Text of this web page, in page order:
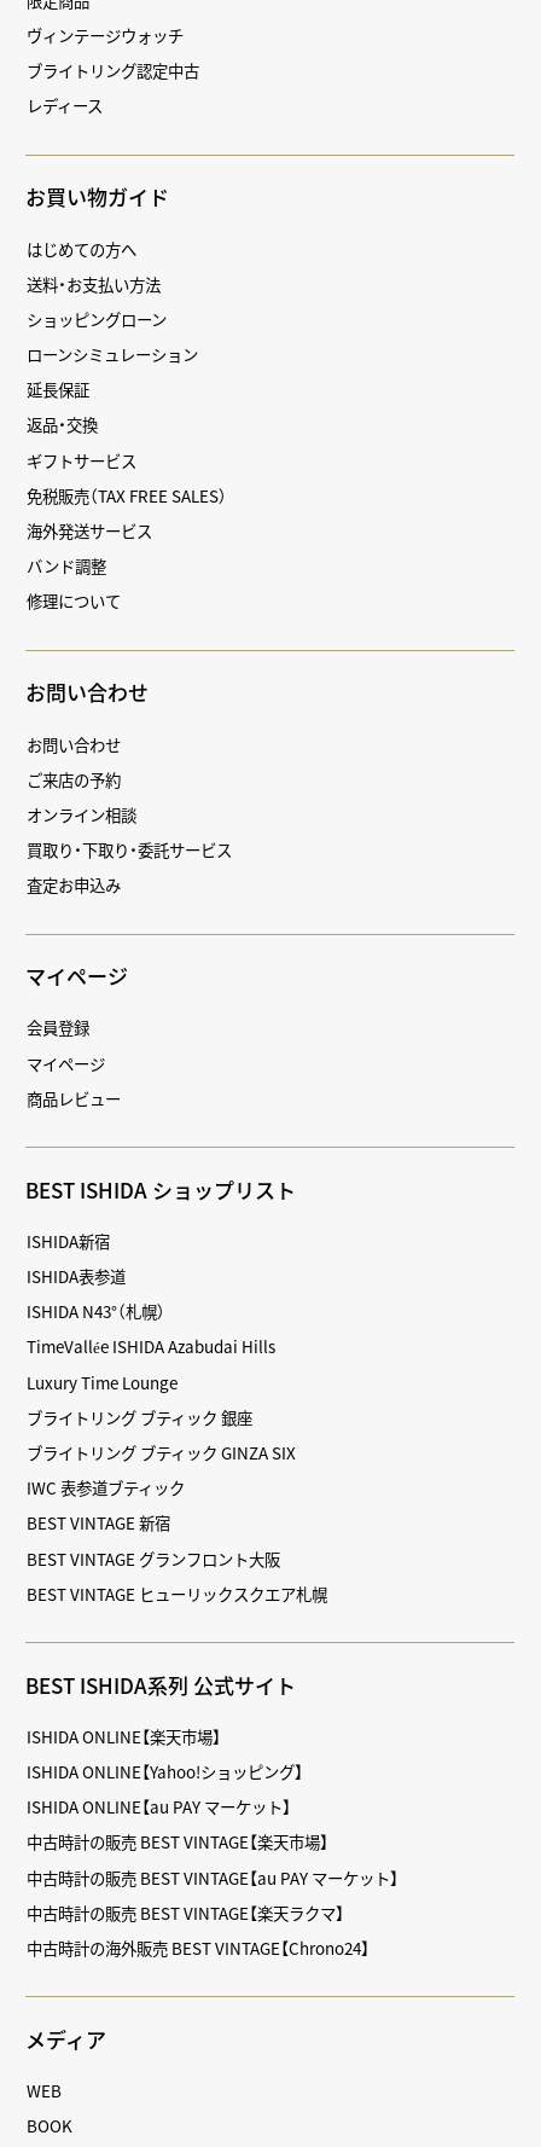
ヴィンテージウォッチ
ブライトリング認定中古
レディース
お買い物ガイド
はじめての方へ
送料・お支払い方法
ショッピングローン
ローンシミュレーション
延長保証
返品・交換
ギフトサービス
免税販売（TAX FREE SALES）
海外発送サービス
バンド調整
修理について
お問い合わせ
お問い合わせ
ご来店の予約
オンライン相談
買取り・下取り・委託サービス
査定お申込み
マイページ
会員登録
マイページ
商品レビュー
BEST ISHIDA ショップリスト
ISHIDA新宿
ISHIDA表参道
ISHIDA N43°（札幌）
TimeVallée ISHIDA Azabudai Hills
Luxury Time Lounge
ブライトリング ブティック 銀座
ブライトリング ブティック GINZA SIX
IWC 表参道ブティック
BEST VINTAGE 新宿
BEST VINTAGE グランフロント大阪
BEST VINTAGE ヒューリックスクエア札幌
BEST ISHIDA系列 公式サイト
ISHIDA ONLINE【楽天市場】
ISHIDA ONLINE【Yahoo!ショッピング】
ISHIDA ONLINE【au PAY マーケット】
中古時計の販売 BEST VINTAGE【楽天市場】
中古時計の販売 BEST VINTAGE【au PAY マーケット】
中古時計の販売 BEST VINTAGE【楽天ラクマ】
中古時計の海外販売 BEST VINTAGE【Chrono24】
メディア
WEB
BOOK